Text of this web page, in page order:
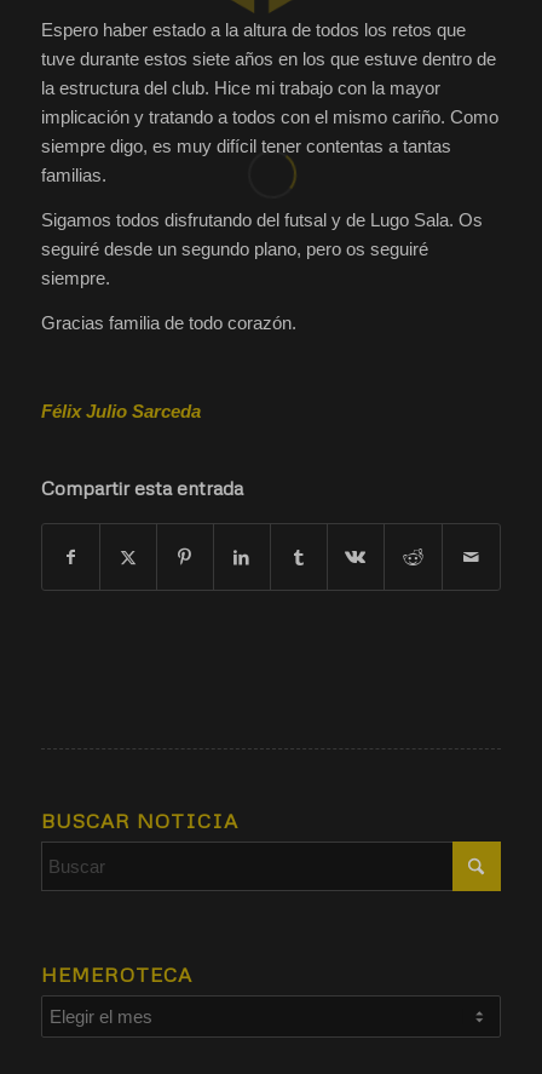
Espero haber estado a la altura de todos los retos que
tuve durante estos siete años en los que estuve dentro de
la estructura del club. Hice mi trabajo con la mayor
implicación y tratando a todos con el mismo cariño. Como
siempre digo, es muy difícil tener contentas a tantas
familias.
Sigamos todos disfrutando del futsal y de Lugo Sala. Os
seguiré desde un segundo plano, pero os seguiré
siempre.
Gracias familia de todo corazón.
Félix Julio Sarceda
Compartir esta entrada
BUSCAR NOTICIA
HEMEROTECA